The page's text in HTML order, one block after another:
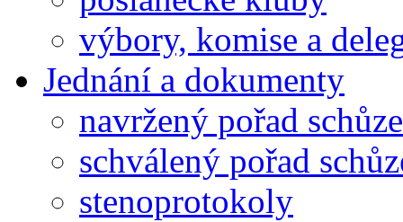
výbory, komise a
Jednání a dokumenty
navržený pořad schůze
schválený pořad
stenoprotokoly